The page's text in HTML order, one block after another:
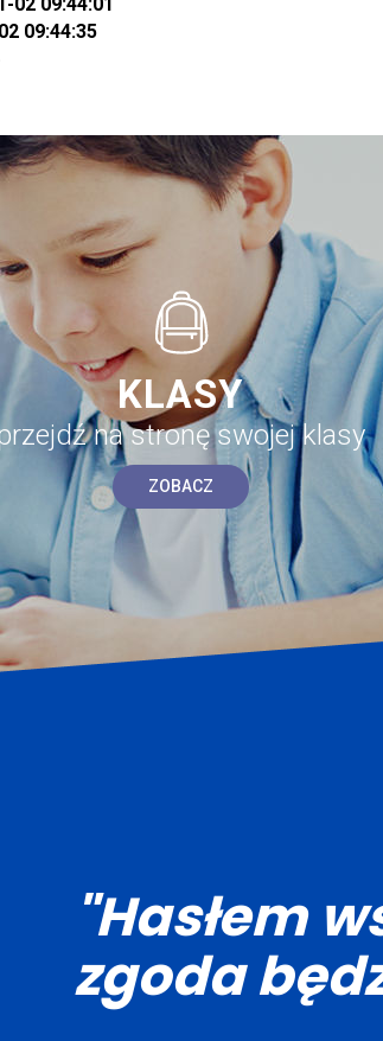
09:44:35
KLASY
na stronę swojej klasy
ZOBACZ
"Hasłem
zgoda